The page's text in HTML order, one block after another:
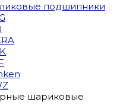
подшипники
шариковые